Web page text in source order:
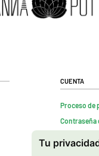
Tu
Cuenta
Proceso de
Contraseña